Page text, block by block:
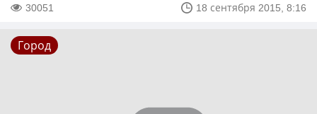
30051 18 сентября 2015, 8:16
Город